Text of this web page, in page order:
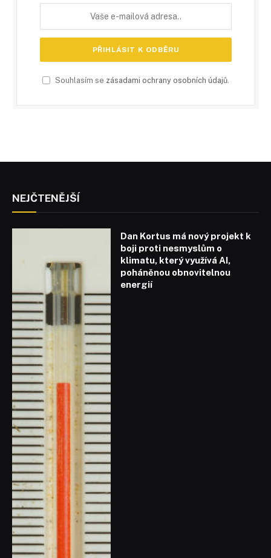
Souhlasím se zásadami ochrany osobních údajů.
NEJČTENĚJŠÍ
Dan Kortus má nový projekt k
boji proti nesmyslům o
klimatu, který využívá AI,
poháněnou obnovitelnou
energií